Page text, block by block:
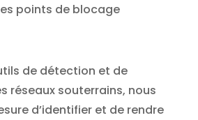
points de blocage
de détection et de
réseaux souterrains, nous
d’identifier et de rendre